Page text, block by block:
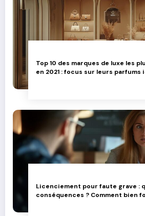
Top 10 des marques de luxe les
en 2021 : focus sur leurs parfums
Licenciement pour faute grave :
conséquences ? Comment bien